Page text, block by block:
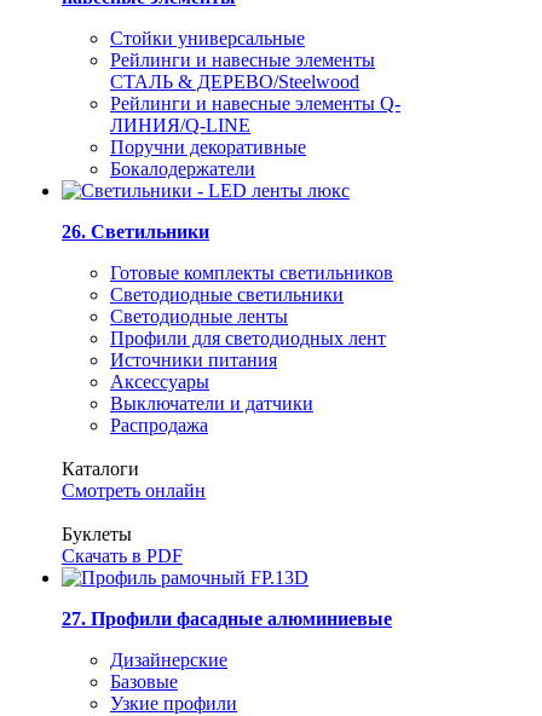
Стойки универсальные
Рейлинги и навесные элементы
СТАЛЬ & ДЕРЕВО/Steelwood
Рейлинги и навесные элементы Q-
ЛИНИЯ/Q-LINE
Поручни декоративные
Бокалодержатели
26. Светильники
Готовые комплекты светильников
Светодиодные светильники
Светодиодные ленты
Профили для светодиодных лент
Источники питания
Аксессуары
Выключатели и датчики
Распродажа
Каталоги
Смотреть онлайн
Буклеты
Скачать в PDF
27. Профили фасадные алюминиевые
Дизайнерские
Базовые
Узкие профили